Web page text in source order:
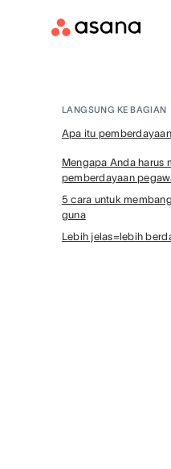
LANGSUNG KE BAGIAN
Apa itu
Mengapa Anda harus
pemberdayaan
5 cara untuk
guna
Lebih jelas=lebih